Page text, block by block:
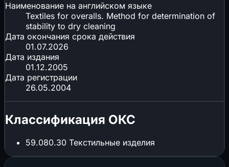
Наименование на английском языке
Textiles for overalls. Method for determination of
stability to dry cleaning
Дата окончания срока действия
01.07.2026
Дата издания
01.12.2005
Дата регистрации
26.05.2004
Классификация ОКС
59.080.30 Текстильные изделия